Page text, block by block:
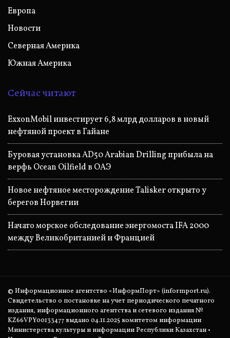
Европа
Новости
Северная Америка
Южная Америка
Сейчас читают
ExxonMobil инвестирует 6,8 млрд долларов в новый
нефтяной проект в Гайане
Буровая установка AD50 Arabian Drilling прибыла на
верфь Ocean Oilfield в ОАЭ
Новое нефтяное месторождение Talisker открыто у
берегов Норвегии
Начато морское обследование энергомоста IFA 2000
между Великобританией и Францией
© Информационное агентство «ИнформПорт» (informport.ru).
Свидетельство о постановке на учет периодического печатного
издания, информационного агентства и сетевого издания №
KZ66VPY00133477 выдано 04.11.2025 комитетом информации
Министерства культуры и информации Республики Казахстан •